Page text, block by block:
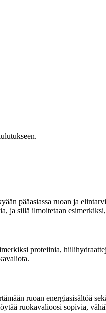
pääasiassa ruoan ja
ja sillä ilmoitetaan
proteiinia,
ruoan energiasisältöä
ruokavalioosi sopivia,